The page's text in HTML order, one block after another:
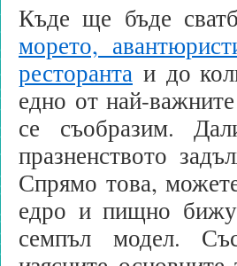
Къде ще бъде
морето,
ресторанта и до
едно от най-
се съобразим.
празненството
Спрямо това,
едро и пищно бижу
семпъл модел.